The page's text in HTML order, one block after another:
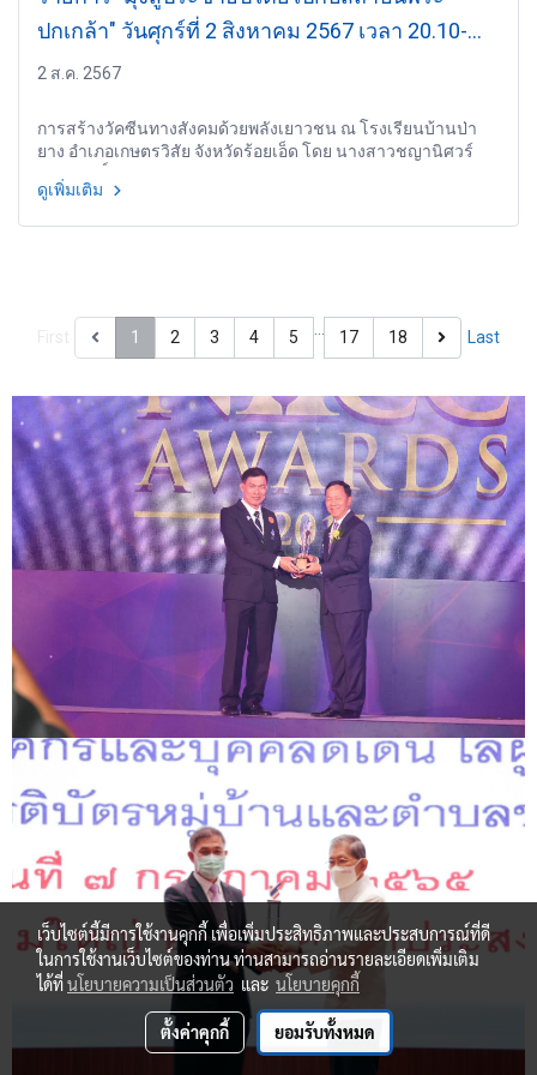
ปกเกล้า" วันศุกร์ที่ 2 สิงหาคม 2567 เวลา 20.10-
21.00 น.
2 ส.ค. 2567
การสร้างวัคซีนทางสังคมด้วยพลังเยาวชน ณ โรงเรียนบ้านป่า
ยาง อำเภอเกษตรวิสัย จังหวัดร้อยเอ็ด โดย นางสาวชญานิศวร์
ปกเกล้า
ดูเพิ่มเติม
1 2 3 4 5 17 18 Last
เว็บไซต์นี้มีการใช้งานคุกกี้ เพื่อเพิ่มประสิทธิภาพและประสบการณ์ที่ดี
ในการใช้งานเว็บไซต์ของท่าน ท่านสามารถอ่านรายละเอียดเพิ่มเติม
ได้ที่นโยบายความเป็นส่วนตัว และ นโยบายคุกกี้
ตั้งค่าคุกกี้ ยอมรับทั้งหมด